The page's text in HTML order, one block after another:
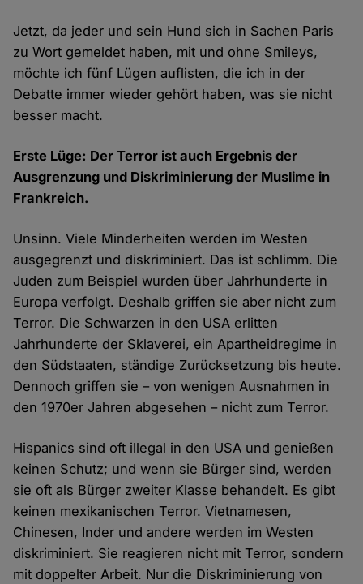
Jetzt, da jeder und sein Hund sich in Sachen Paris
zu Wort gemeldet haben, mit und ohne Smileys,
möchte ich fünf Lügen auflisten, die ich in der
Debatte immer wieder gehört haben, was sie nicht
besser macht.
Erste Lüge: Der Terror ist auch Ergebnis der
Ausgrenzung und Diskriminierung der Muslime in
Frankreich.
Unsinn. Viele Minderheiten werden im Westen
ausgegrenzt und diskriminiert. Das ist schlimm. Die
Juden zum Beispiel wurden über Jahrhunderte in
Europa verfolgt. Deshalb griffen sie aber nicht zum
Terror. Die Schwarzen in den USA erlitten
Jahrhunderte der Sklaverei, ein Apartheidregime in
den Südstaaten, ständige Zurücksetzung bis heute.
Dennoch griffen sie – von wenigen Ausnahmen in
den 1970er Jahren abgesehen – nicht zum Terror.
Hispanics sind oft illegal in den USA und genießen
keinen Schutz; und wenn sie Bürger sind, werden
sie oft als Bürger zweiter Klasse behandelt. Es gibt
keinen mexikanischen Terror. Vietnamesen,
Chinesen, Inder und andere werden im Westen
diskriminiert. Sie reagieren nicht mit Terror, sondern
mit doppelter Arbeit. Nur die Diskriminierung von